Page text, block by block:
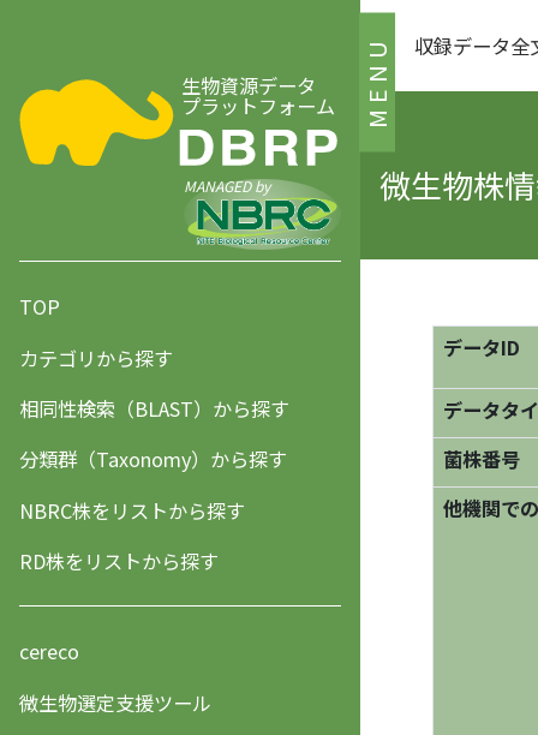
MENU
生物資源データ
プラットフォーム
MANAGED by
TOP
カテゴリから探す
相同性検索（BLAST）から探す
分類群（Taxonomy）から探す
NBRC株をリストから探す
RD株をリストから探す
cereco
微生物選定支援ツール
収録データ全
微生物株
データID
データタ
菌株番号
他機関で